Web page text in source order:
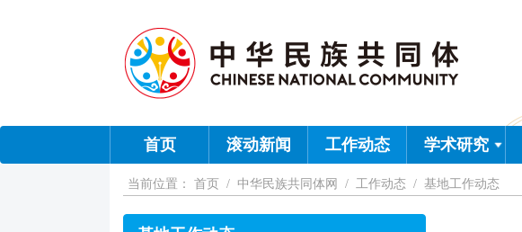
首页 滚动新闻 工作动态 学术研究
当前位置： 首页 / 中华民族共同体网 / 工作动态 / 基地工作动态